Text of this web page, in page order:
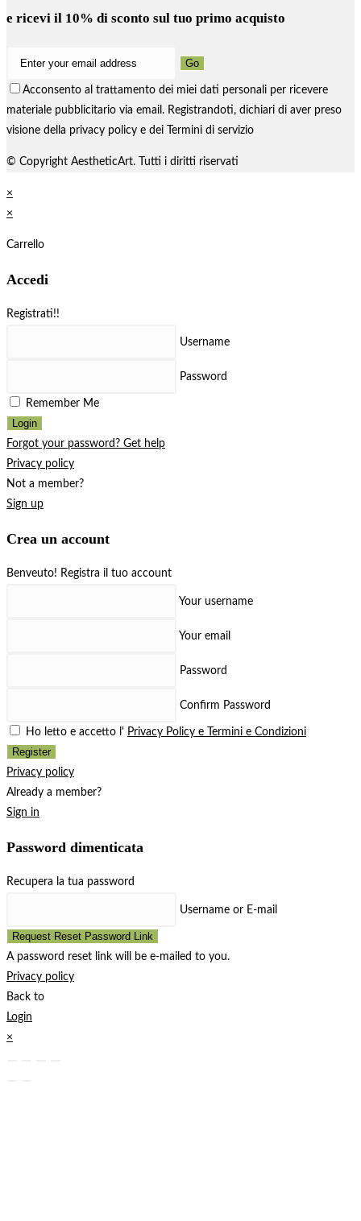
e ricevi il 10% di sconto sul tuo primo acquisto
Go
Acconsento al trattamento dei miei dati personali per ricevere
materiale pubblicitario via email. Registrandoti, dichiari di aver preso
visione della privacy policy e dei Termini di servizio
© Copyright AestheticArt. Tutti i diritti riservati
×
×
Carrello
Accedi
Registrati!!
Username
Password
Remember Me
Login
Forgot your password? Get help
Privacy policy
Not a member?
Sign up
Crea un account
Benveuto! Registra il tuo account
Your username
Your email
Password
Confirm Password
Ho letto e accetto l' Privacy Policy e Termini e Condizioni
Register
Privacy policy
Already a member?
Sign in
Password dimenticata
Recupera la tua password
Username or E-mail
Request Reset Password Link
A password reset link will be e-mailed to you.
Privacy policy
Back to
Login
×